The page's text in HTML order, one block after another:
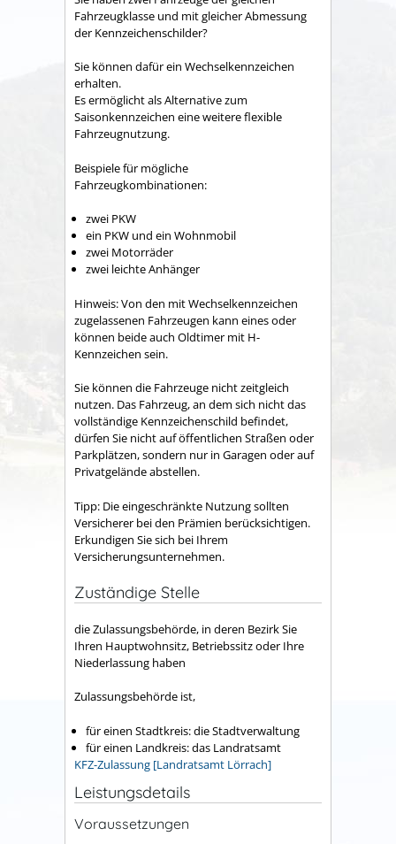
Fahrzeugklasse und mit gleicher Abmessung
der Kennzeichenschilder?
Sie können dafür ein Wechselkennzeichen
erhalten.
Es ermöglicht als Alternative zum
Saisonkennzeichen eine weitere flexible
Fahrzeugnutzung.
Beispiele für mögliche
Fahrzeugkombinationen:
zwei PKW
ein PKW und ein Wohnmobil
zwei Motorräder
zwei leichte Anhänger
Hinweis:Von den mit Wechselkennzeichen
zugelassenen Fahrzeugen kann eines oder
können beide auch Oldtimer mit H-
Kennzeichen sein.
Sie können die Fahrzeuge nicht zeitgleich
nutzen. Das Fahrzeug, an dem sich nicht das
vollständige Kennzeichenschild befindet,
dürfen Sie nicht auf öffentlichen Straßen oder
Parkplätzen, sondern nur in Garagen oder auf
Privatgelände abstellen.
Tipp: Die eingeschränkte Nutzung sollten
Versicherer bei den Prämien berücksichtigen.
Erkundigen Sie sich bei Ihrem
Versicherungsunternehmen.
Zuständige Stelle
die Zulassungsbehörde, in deren Bezirk Sie
Ihren Hauptwohnsitz, Betriebssitz oder Ihre
Niederlassung haben
Zulassungsbehörde ist,
für einen Stadtkreis: die Stadtverwaltung
für einen Landkreis: das Landratsamt
KFZ-Zulassung [Landratsamt Lörrach]
Leistungsdetails
Voraussetzungen